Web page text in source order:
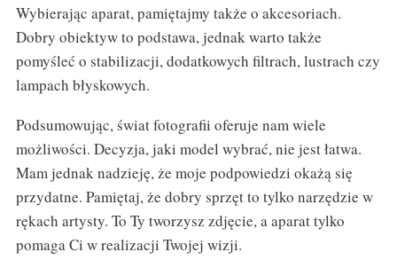
Wybierając aparat, pamiętajmy także o akcesoriach.
Dobry obiektyw to podstawa, jednak warto także
pomyśleć o stabilizacji, dodatkowych filtrach, lustrach czy
lampach błyskowych.
Podsumowując, świat fotografii oferuje nam wiele
możliwości. Decyzja, jaki model wybrać, nie jest łatwa.
Mam jednak nadzieję, że moje podpowiedzi okażą się
przydatne. Pamiętaj, że dobry sprzęt to tylko narzędzie w
rękach artysty. To Ty tworzysz zdjęcie, a aparat tylko
pomaga Ci w realizacji Twojej wizji.